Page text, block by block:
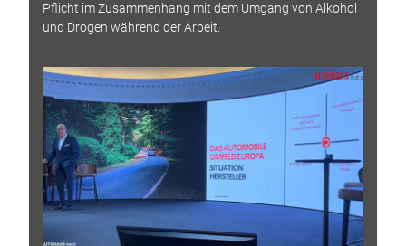
Pflicht im Zusammenhang mit dem Umgang von Alkohol
und Drogen während der Arbeit.